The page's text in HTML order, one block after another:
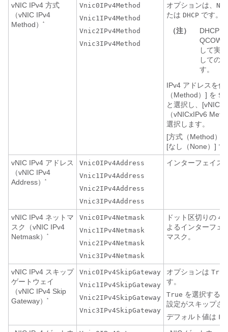
vNIC IPv4 方式
（vNIC IPv4
Method）
*
Vnic0IPv4Method
Vnic1IPv4Method
Vnic2IPv4Method
Vnic3IPv4Method
オプションは、
たは DHCP です。
（注）
DHCP
して実
しての
す。
IPv4 アドレスを
（Method）] を
と選択し、
（vNICxIPv6
選択します。
[方式（Method）]
[なし（None）] で
vNIC IPv4 アドレス
（vNIC IPv4
Address）
*
Vnic0IPv4Address
Vnic1IPv4Address
Vnic2IPv4Address
Vnic3IPv4Address
インターフェイス
vNIC IPv4 ネットマ
スク（vNIC IPv4
Netmask）
*
Vnic0IPv4Netmask
Vnic1IPv4Netmask
Vnic2IPv4Netmask
Vnic3IPv4Netmask
ドット区切りの 4
よるインターフェ
マスク。
vNIC IPv4 スキップ
ゲートウェイ
（vNIC IPv4 Skip
Gateway）
*
Vnic0IPv4SkipGateway
Vnic1IPv4SkipGateway
Vnic2IPv4SkipGateway
Vnic3IPv4SkipGateway
オプションは True
す。
True を選択する
設定がスキップさ
デフォルト値は